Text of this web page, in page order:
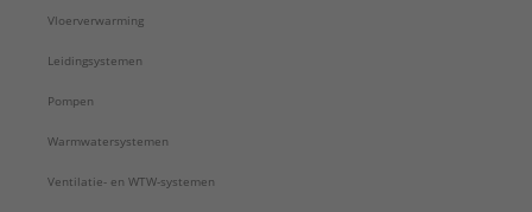
Vloerverwarming
Leidingsystemen
Pompen
Warmwatersystemen
Ventilatie- en WTW-systemen